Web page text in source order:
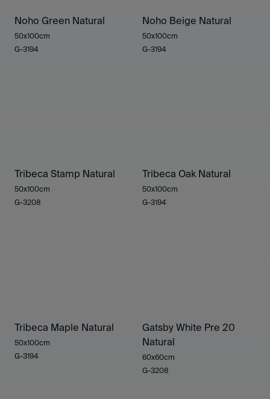
Noho Green Natural
50x100cm
G-3194
Noho Beige Natural
50x100cm
G-3194
Tribeca Stamp Natural
50x100cm
G-3208
Tribeca Oak Natural
50x100cm
G-3194
Tribeca Maple Natural
50x100cm
G-3194
Gatsby White Pre 20
Natural
60x60cm
G-3208